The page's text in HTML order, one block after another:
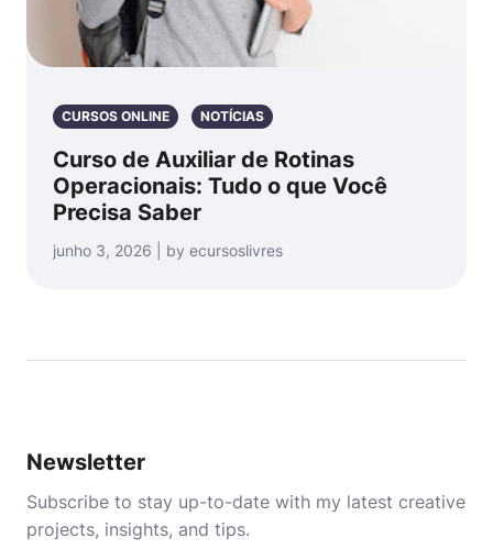
CURSOS ONLINE NOTÍCIAS
Curso de Auxiliar de Rotinas
Operacionais: Tudo o que Você
Precisa Saber
junho 3, 2026 | by ecursoslivres
Newsletter
Subscribe to stay up-to-date with my latest creative
projects, insights, and tips.